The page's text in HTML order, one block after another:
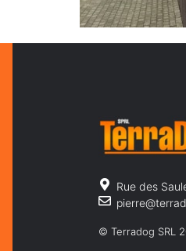
Rue des
© Terradog SRL